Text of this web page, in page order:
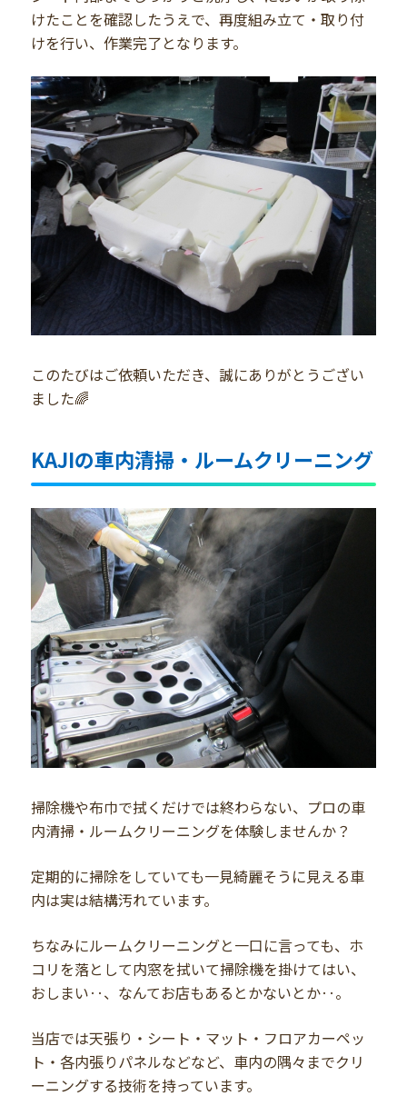
けたことを確認したうえで、再度組み立て・取り付
けを行い、作業完了となります。
このたびはご依頼いただき、誠にありがとうござい
ました🌈
KAJIの車内清掃・ルームクリーニング
掃除機や布巾で拭くだけでは終わらない、プロの車
内清掃・ルームクリーニングを体験しませんか？
定期的に掃除をしていても一見綺麗そうに見える車
内は実は結構汚れています。
ちなみにルームクリーニングと一口に言っても、ホ
コリを落として内窓を拭いて掃除機を掛けてはい、
おしまい‥、なんてお店もあるとかないとか‥。
当店では天張り・シート・マット・フロアカーペッ
ト・各内張りパネルなどなど、車内の隅々までクリ
ーニングする技術を持っています。